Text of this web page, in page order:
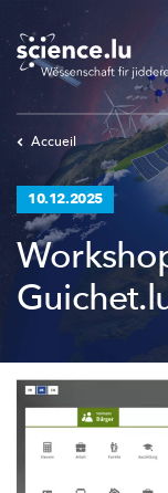
to
main
content
Accueil
10.12.2025